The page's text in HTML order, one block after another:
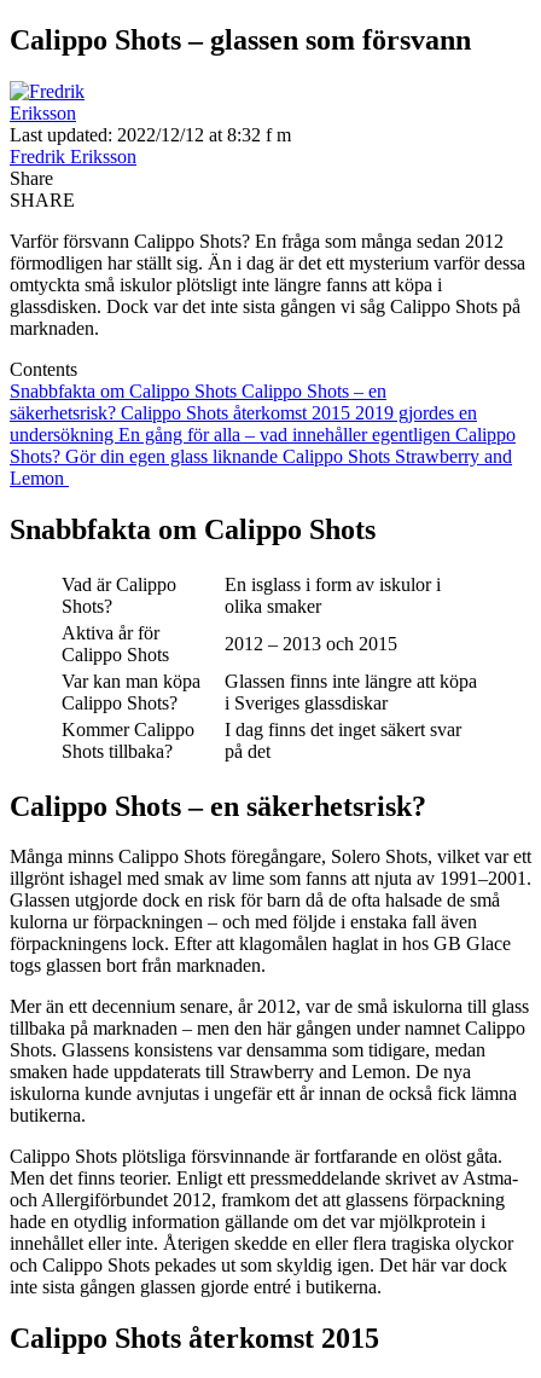
Calippo Shots – glassen som försvann
Last updated: 2022/12/12 at 8:32 f m
Fredrik Eriksson
Share
SHARE
Varför försvann Calippo Shots? En fråga som många sedan 2012
förmodligen har ställt sig. Än i dag är det ett mysterium varför dessa
omtyckta små iskulor plötsligt inte längre fanns att köpa i
glassdisken. Dock var det inte sista gången vi såg Calippo Shots på
marknaden.
Contents
Snabbfakta om Calippo Shots Calippo Shots – en
säkerhetsrisk? Calippo Shots återkomst 2015 2019 gjordes en
undersökning En gång för alla – vad innehåller egentligen Calippo
Shots? Gör din egen glass liknande Calippo Shots Strawberry and
Lemon
Snabbfakta om Calippo Shots
Vad är Calippo
Shots?
En isglass i form av iskulor i
olika smaker
Aktiva år för
Calippo Shots
2012 – 2013 och 2015
Var kan man köpa
Calippo Shots?
Glassen finns inte längre att köpa
i Sveriges glassdiskar
Kommer Calippo
Shots tillbaka?
I dag finns det inget säkert svar
på det
Calippo Shots – en säkerhetsrisk?
Många minns Calippo Shots föregångare, Solero Shots, vilket var ett
illgrönt ishagel med smak av lime som fanns att njuta av 1991–2001.
Glassen utgjorde dock en risk för barn då de ofta halsade de små
kulorna ur förpackningen – och med följde i enstaka fall även
förpackningens lock. Efter att klagomålen haglat in hos GB Glace
togs glassen bort från marknaden.
Mer än ett decennium senare, år 2012, var de små iskulorna till glass
tillbaka på marknaden – men den här gången under namnet Calippo
Shots. Glassens konsistens var densamma som tidigare, medan
smaken hade uppdaterats till Strawberry and Lemon. De nya
iskulorna kunde avnjutas i ungefär ett år innan de också fick lämna
butikerna.
Calippo Shots plötsliga försvinnande är fortfarande en olöst gåta.
Men det finns teorier. Enligt ett pressmeddelande skrivet av Astma-
och Allergiförbundet 2012, framkom det att glassens förpackning
hade en otydlig information gällande om det var mjölkprotein i
innehållet eller inte. Återigen skedde en eller flera tragiska olyckor
och Calippo Shots pekades ut som skyldig igen. Det här var dock
inte sista gången glassen gjorde entré i butikerna.
Calippo Shots återkomst 2015